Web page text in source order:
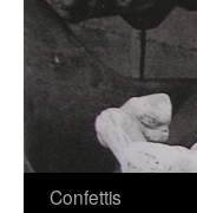
Confettis